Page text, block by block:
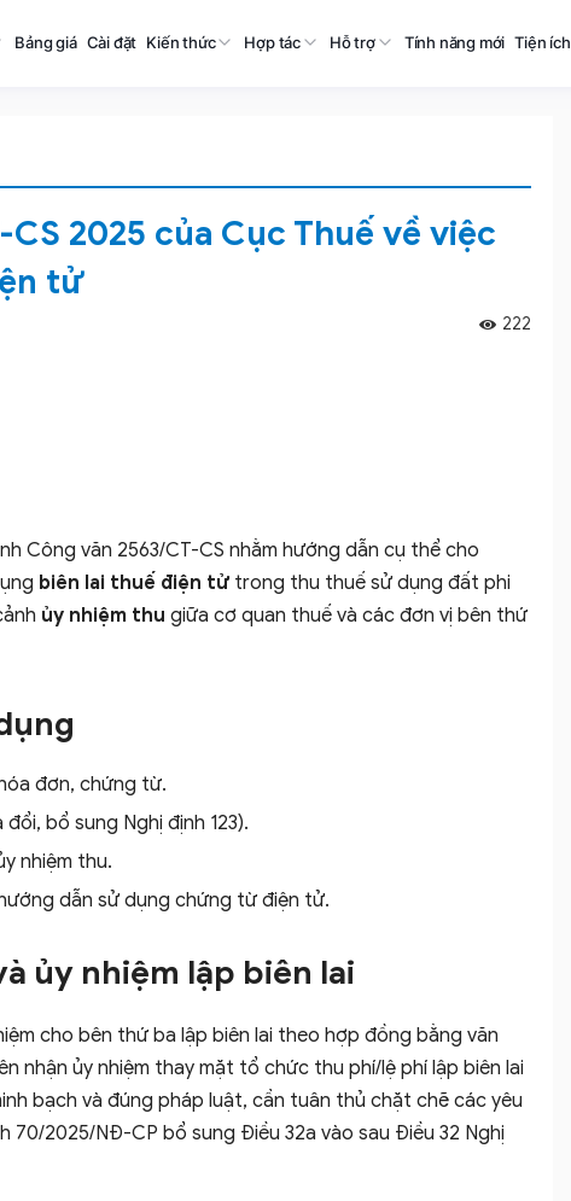
Bảng giá Cài đặt Kiến thức Hợp tác Hỗ trợ Tính năng mới Tiện ích
2025 của Cục Thuế về việc
tử
222
Công văn 2563/CT-CS nhằm hướng dẫn cụ thể cho
biên lai thuế điện tử trong thu thuế sử dụng đất phi
ủy nhiệm thu giữa cơ quan thuế và các đơn vị bên thứ
đơn, chứng từ.
đổi, bổ sung Nghị định 123).
nhiệm thu.
dẫn sử dụng chứng từ điện tử.
ủy nhiệm lập biên lai
cho bên thứ ba lập biên lai theo hợp đồng bằng văn
nhận ủy nhiệm thay mặt tổ chức thu phí/lệ phí lập biên lai
bạch và đúng pháp luật, cần tuân thủ chặt chẽ các yêu
70/2025/NĐ-CP bổ sung Điều 32a vào sau Điều 32 Nghị